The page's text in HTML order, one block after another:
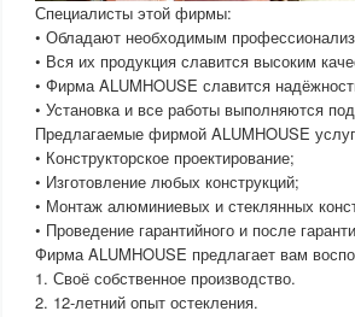
Специалисты этой фирмы:
• Обладают необходимым
• Вся их продукция славится высоким
• Фирма ALUMHOUSE славится
• Установка и все работы выполняются
Предлагаемые фирмой ALUMHOUSE
• Конструкторское проектирование;
• Изготовление любых конструкций;
• Монтаж алюминиевых и стеклянных
• Проведение гарантийного и после
Фирма ALUMHOUSE предлагает вам
1. Своё собственное производство.
2. 12-летний опыт остекления.